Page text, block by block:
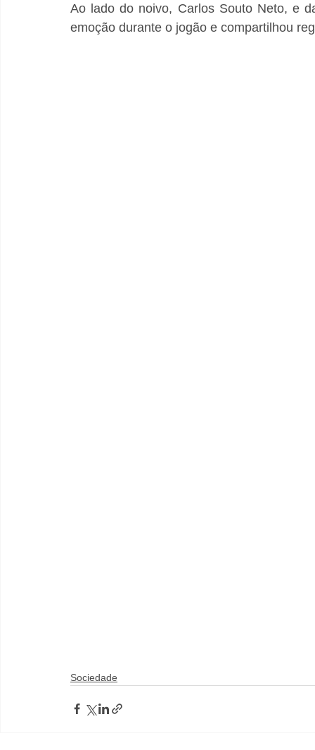
Ao lado do noivo, Carlos Souto Neto, e
emoção durante o jogão e compartilhou
Sociedade